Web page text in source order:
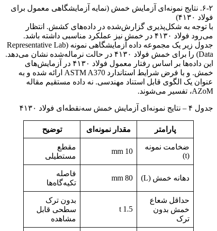
۶-۲. نتایج نمونه‌ای آزمایش خمش (نمایه آزمایشگاهی معمول برای
فولاد ۴۱۳۰)
با توجه به شکل‌پذیری گزارش‌شده در داده‌های کشش. انتظار
می‌رود فولاد ۴۱۳۰ در خمش نیز عملکرد مناسبی داشته باشد.
جدول زیر یک مجموعه داده آزمایشگاهی نمونه (Representative Lab
Data) را برای خمش فولاد ۴۱۳۰ در حالت نرماله‌شده نشان می‌دهد.
این داده‌ها بر اساس رفتار معمول فولاد ۴۱۳۰ در آزمایش‌های
خمش. و با فرض شرایط استاندارد ASTM A370 ارائه شده و به
عنوان یک الگوی قابل استناد مهندسی. نه داده مستقیم مقاله
AZoM، تفسیر می‌شوند.
جدول ۴ – نتایج نمونه‌ای آزمایش خمش سه‌نقطه‌ای فولاد ۴۱۳۰
پارامتر مقدار نمونه‌ای توضیح
ضخامت نمونه
(t)
10 mm
مقطع
مستطیلی
دهانه خمش (L) 80 mm
فاصله
تکیه‌گاه‌ها
حداقل شعاع
خمش بدون
ترک
1.5 t
بدون ترک
سطحی قابل
مشاهده